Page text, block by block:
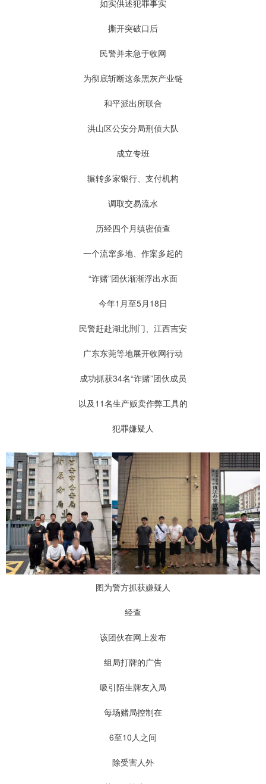
如实供述犯罪事实
撕开突破口后
民警并未急于收网
为彻底斩断这条黑灰产业链
和平派出所联合
洪山区公安分局刑侦大队
成立专班
辗转多家银行、支付机构
调取交易流水
历经四个月缜密侦查
一个流窜多地、作案多起的
“诈赌”团伙渐渐浮出水面
今年1月至5月18日
民警赶赴湖北荆门、江西吉安
广东东莞等地展开收网行动
成功抓获34名“诈赌”团伙成员
以及11名生产贩卖作弊工具的
犯罪嫌疑人
图为警方抓获嫌疑人
经查
该团伙在网上发布
组局打牌的广告
吸引陌生牌友入局
每场赌局控制在
6至10人之间
除受害人外